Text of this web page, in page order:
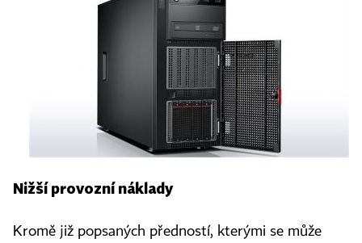
Nižší provozní náklady
Kromě již popsaných předností, kterými se může